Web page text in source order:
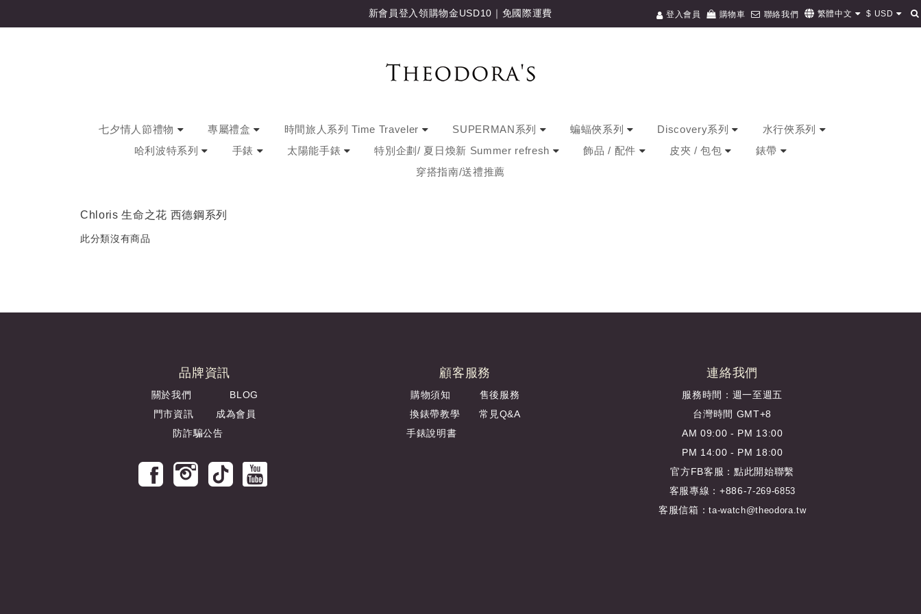
新會員登入領購物金USD10｜免國際運費 登入會員 購物車 聯絡我們 繁體中文 $ USD
七夕情人節禮物 專屬禮盒 時間旅人系列 Time Traveler SUPERMAN系列 蝙蝠俠系列 Discovery系列
水行俠系列
哈利波特系列
手錶 太陽能手錶 特別企劃/ 夏日煥新 Summer refresh 飾品 / 配件 皮夾 / 包包
錶帶
穿搭指南/送禮推薦
Chloris 生命之花 西德鋼系列
此分類沒有商品
品牌資訊
關於我們
BLOG
門市資訊
成為會員
防詐騙公告
顧客服務
購物須知 售後服務
換錶帶教學常見Q&A
手錶說明書
連絡我們
服務時間：週一至週五
台灣時間 GMT+8
AM 09:00 - PM 13:00
PM 14:00 - PM 18:00
官方FB客服：點此開始聯繫
客服專線：+886-7-269-6853
客服信箱：ta-watch@theodora.tw